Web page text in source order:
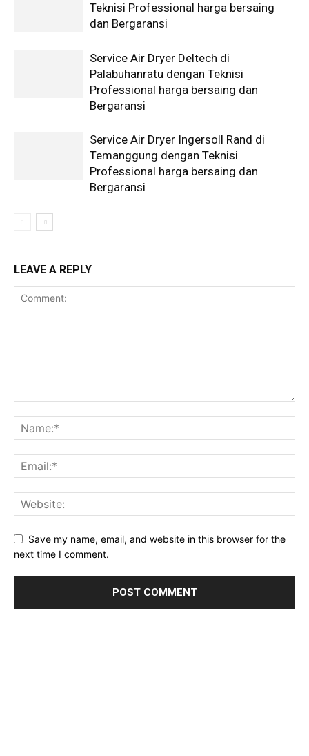
Teknisi Professional harga bersaing
dan Bergaransi
Service Air Dryer Deltech di
Palabuhanratu dengan Teknisi
Professional harga bersaing dan
Bergaransi
Service Air Dryer Ingersoll Rand di
Temanggung dengan Teknisi
Professional harga bersaing dan
Bergaransi
LEAVE A REPLY
Save my name, email, and website in this browser for the
next time I comment.